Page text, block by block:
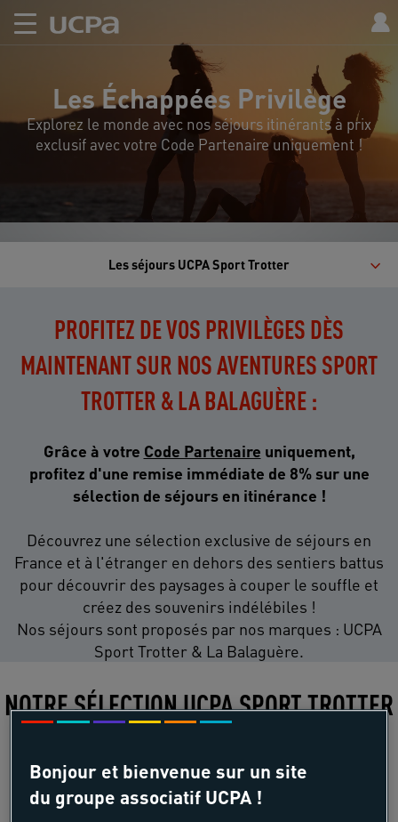
Les Échappées Privilège
Explorez le monde avec nos séjours itinérants à prix
exclusif avec votre Code Partenaire uniquement !
Les séjours UCPA Sport Trotter
PROFITEZ DE VOS PRIVILÈGES DÈS
MAINTENANT SUR NOS AVENTURES SPORT
TROTTER & LA BALAGUÈRE :
Grâce à votre Code Partenaire uniquement,
profitez d'une remise immédiate de 8% sur une
sélection de séjours en itinérance !
Découvrez une sélection exclusive de séjours en
France et à l'étranger en dehors des sentiers battus
pour découvrir des paysages à couper le souffle et
créez des souvenirs indélébiles !
Nos séjours sont proposés par nos marques : UCPA
Sport Trotter & La Balaguère.
NOTRE SÉLECTION UCPA SPORT TROTTER
Inscrivez votre Code Partenaire au moment de la
Bonjour et bienvenue sur un site
du groupe associatif UCPA !